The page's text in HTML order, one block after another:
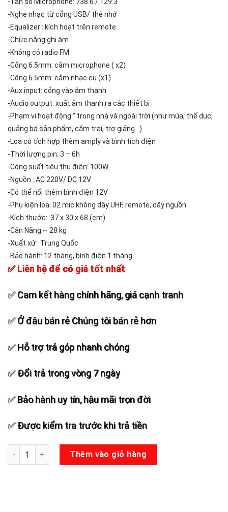
-Nghe nhạc từ cổng USB/ thẻ nhớ
-Equalizer : kích hoạt trên remote
-Chức năng ghi âm
-Không có radio FM
-Cổng 6.5mm: cắm microphone ( x2)
-Cổng 6.5mm: cắm nhạc cụ (x1)
-Aux input: cổng vào âm thanh
-Audio output: xuất âm thanh ra các thiết bị
-Phạm vi hoạt động ” trong nhà và ngoài trời (như múa, thể dục,
quảng bá sản phẩm, cắm trại, trợ giảng…)
-Loa có tích hợp thêm amply và bình tích điện
-Thời lượng pin: 3 – 6h
-Công suất tiêu thụ điện: 100W
-Nguồn : AC 220V/ DC 12V
-Có thể nối thêm bình điện 12V
-Phụ kiện loa: 02 mic không dây UHF, remote, dây nguồn
-Kích thước: 37 x 30 x 68 (cm)
-Cân Nặng:~ 28 kg
-Xuất xứ : Trung Quốc
-Bảo hành: 12 tháng, bình điện 1 tháng.
✅ Liên hệ để có giá tốt nhất
✅ Cam kết hàng chính hãng, giá cạnh tranh
✅ Ở đâu bán rẻ Chúng tôi bán rẻ hơn
✅ Hỗ trợ trả góp nhanh chóng
✅ Đổi trả trong vòng 7 ngày
✅ Bảo hành uy tín, hậu mãi trọn đời
✅ Được kiểm tra trước khi trả tiền
Loa kéo Temeisheng QX12-20 số lượng
Thêm vào giỏ hàng